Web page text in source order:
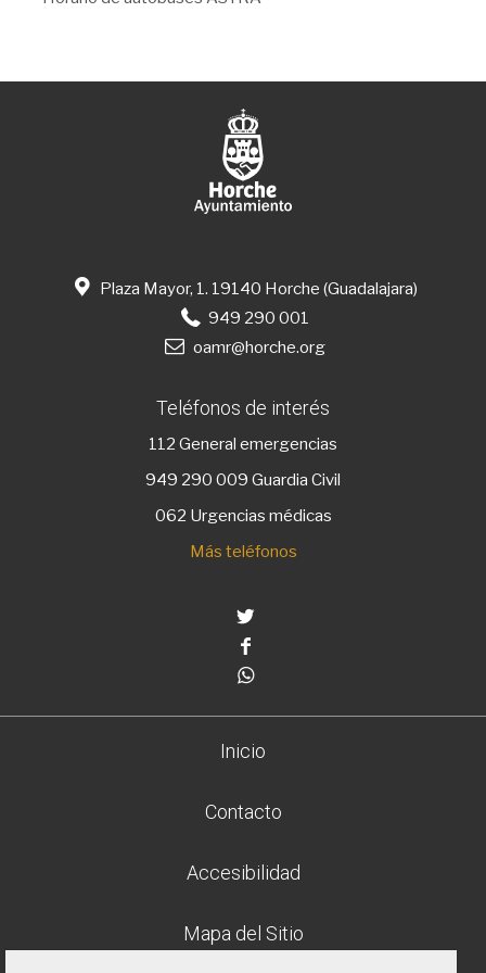
Plaza Mayor, 1. 19140 Horche (Guadalajara)
949 290 001
oamr@horche.org
Teléfonos de interés
112 General emergencias
949 290 009 Guardia Civil
062 Urgencias médicas
Más teléfonos
Inicio
Contacto
Accesibilidad
Mapa del Sitio